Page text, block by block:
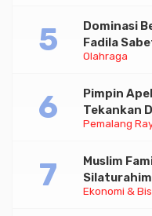
Olahraga
Dominasi
Fadila
Pemalang
Pimpin
Tekankan
untuk
Ekonomi &
Muslim
Halal di